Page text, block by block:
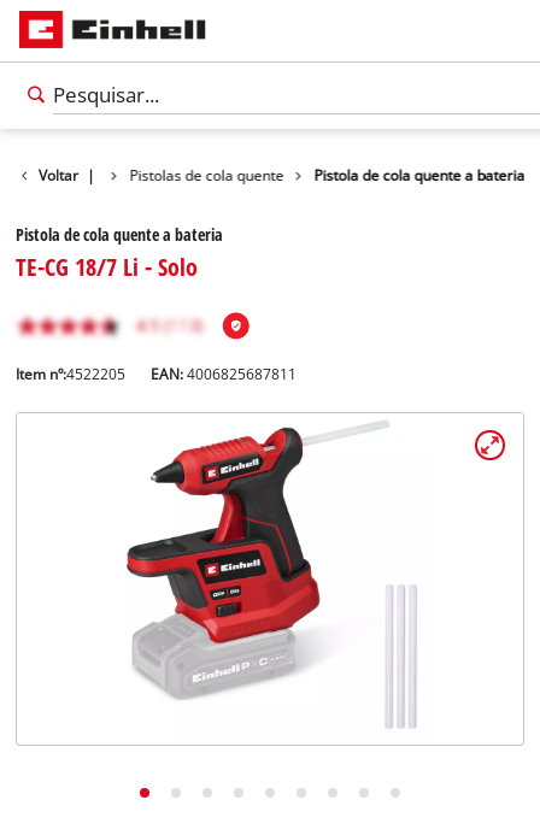
Voltar |
Bricolagem Pistolas de cola quente Pistola de cola quente a bateria
Pistola de cola quente a bateria
TE-CG 18/7 Li - Solo
Item nº:4522205 EAN:4006825687811